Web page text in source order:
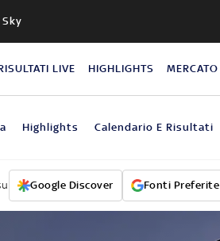
LIVE HIGHLIGHTS MERCATO
Highlights Calendario E Risultati
Google Discover Fonti Preferite